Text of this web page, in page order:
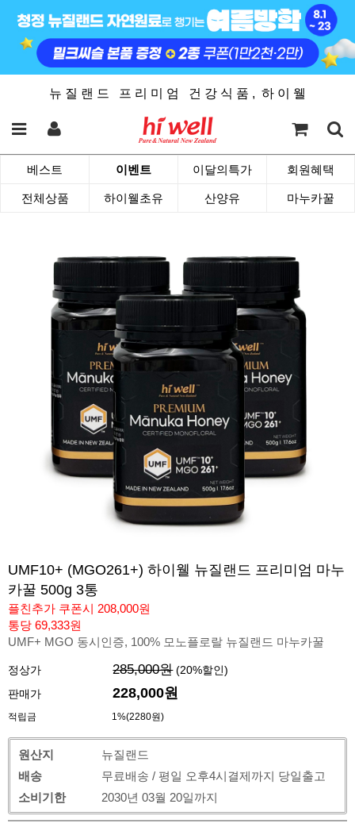
뉴 질 랜 드 프 리 미 엄 건 강 식 품 , 하 이 웰
베스트 이벤트 이달의특가 회원혜택
전체상품 하이웰초유 산양유 마누카꿀
UMF10+ (MGO261+) 하이웰 뉴질랜드 프리미엄 마누
카꿀 500g 3통
플친추가 쿠폰시 208,000원
통당 69,333원
UMF+ MGO 동시인증, 100% 모노플로랄 뉴질랜드 마누카꿀
정상가 285,000원 (20%할인)
판매가
228,000원
적립금 1%(2280원)
원산지
뉴질랜드
배송
무료배송 / 평일 오후4시결제까지 당일출고
소비기한
2030년 03월 20일까지